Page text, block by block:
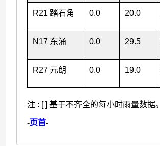
R21 踏石角 0.0 20.0
N17 东涌 0.0 29.5
R27 元朗 0.0 19.0
注 : [ ] 基于不齐全的每小时雨量数据。
-页首-